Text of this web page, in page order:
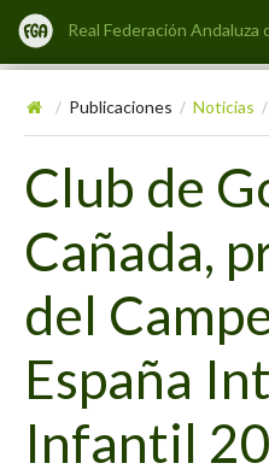
Real Federación Andaluza
/ Publicaciones / Noticias /
Club de
Cañada,
del
España
Infantil